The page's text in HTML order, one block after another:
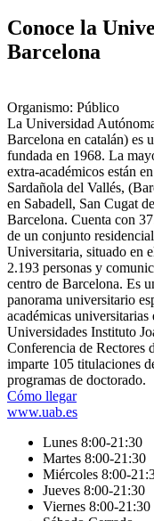
Conoce la
Barcelona
Organismo: Público
La Universidad
Barcelona en catalán) es
fundada en 1968. La
extra-académicos están
Sardañola del Vallés,
en Sabadell, San Cugat
Barcelona. Cuenta con
de un conjunto
Universitaria, situado en
2.193 personas y
centro de Barcelona.​ Es
panorama universitario
académicas
Universidades Instituto
Conferencia de Rectores
imparte 105 titulaciones
programas de doctorado.
Cómo llegar
www.uab.es
Lunes 8:00-21:30
Martes 8:00-21:30
Miércoles 8:00-
Jueves 8:00-21:30
Viernes 8:00-21:30